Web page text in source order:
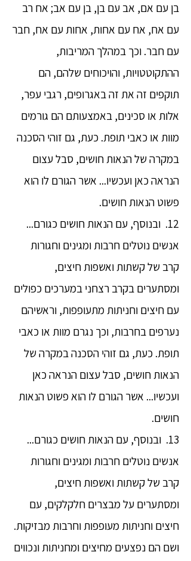
בן עם אם, אב עם בן, בן עם אב; אח רב
עם אח, אח עם אחות, אחות עם אח, חבר
עם חבר. וכך במהלך המריבות,
ההתקוטטויות, והויכוחים שלהם, הם
תוקפים זה את זה באגרופים, רגבי עפר,
אלות או סכינים, באמצעותם הם גורמים
מוות או כאבי תופת. כעת, גם זוהי הסכנה
במקרה של הנאות חושים, סבל עצום
הנראה כאן ועכשיו... אשר הגורם לו הוא
פשוט הנאות חושים.
12. ובנוסף, עם הנאות חושים כגורם...
אנשים נוטלים חרבות ומגינים וחגורות
קרב של קשתות ואשפות חיצים,
ומסתערים בקרב רצחני במערכים כפולים
עם חיצים וחניתות מתעופפות, וראשיהם
נערפים בחרבות, וכך נגרם מוות או כאבי
תופת. כעת, גם זוהי הסכנה במקרה של
הנאות חושים, סבל עצום הנראה כאן
ועכשיו... אשר הגורם לו הוא פשוט הנאות
חושים.
13. ובנוסף, עם הנאות חושים כגורם...
אנשים נוטלים חרבות ומגינים וחגורות
קרב של קשתות ואשפות חיצים,
ומסתערים על מבצרים חלקלקים, עם
חיצים וחניתות מעופפות וחרבות מבזיקות.
ושם הם נפצעים מחיצים ומחניתות ונכווים